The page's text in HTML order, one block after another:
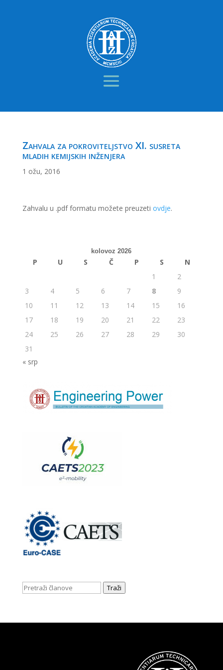
Zahvala za pokroviteljstvo XI. susreta
mladih kemijskih inženjera
1 ožu, 2016
Zahvalu u .pdf formatu možete preuzeti ovdje.
kolovoz 2026
P U S Č P S
N
1
2
3
4 5 6 7 8
9
10
11 12 13 14 15
16
17
18 19 20 21 22
23
24
25 26 27 28 29
30
31
« srp
Traži